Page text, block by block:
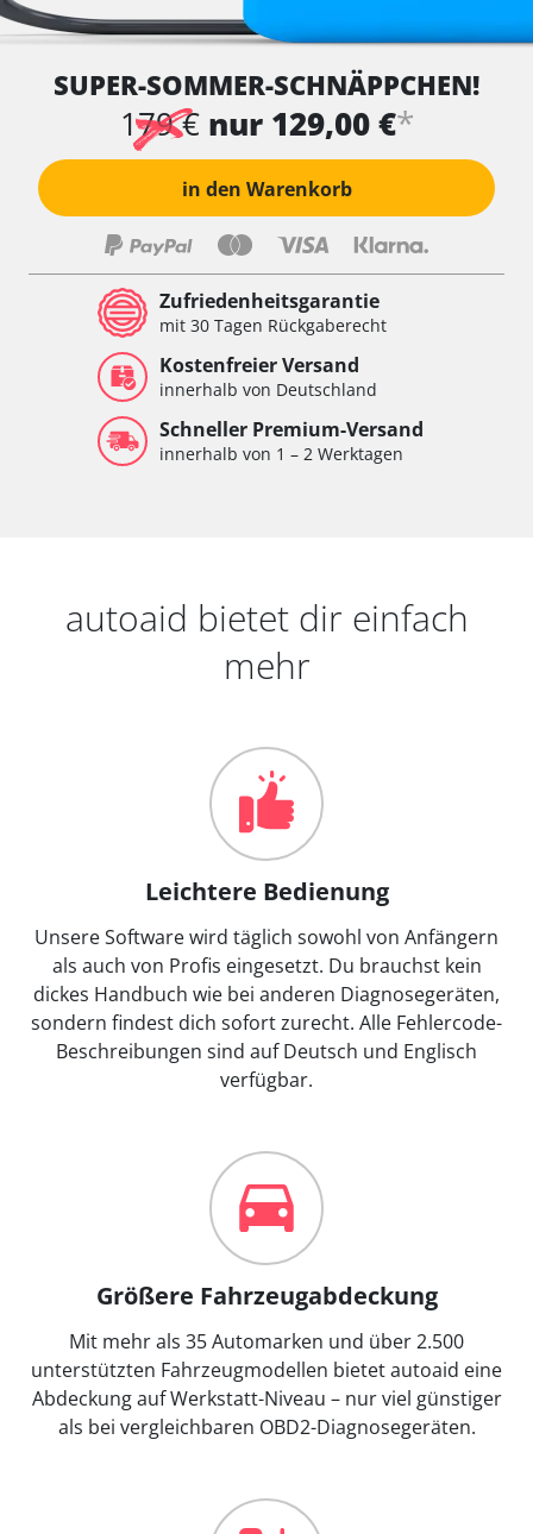
SUPER-SOMMER-SCHNÄPPCHEN!
179 € nur 129,00 €*
in den Warenkorb
Zufriedenheitsgarantie
mit 30 Tagen Rückgaberecht
Kostenfreier Versand
innerhalb von Deutschland
Schneller Premium-Versand
innerhalb von 1 – 2 Werktagen
autoaid bietet dir einfach
mehr
Leichtere Bedienung
Unsere Software wird täglich sowohl von Anfängern
als auch von Profis eingesetzt. Du brauchst kein
dickes Handbuch wie bei anderen Diagnosegeräten,
sondern findest dich sofort zurecht. Alle Fehlercode-
Beschreibungen sind auf Deutsch und Englisch
verfügbar.
Größere Fahrzeugabdeckung
Mit mehr als 35 Automarken und über 2.500
unterstützten Fahrzeugmodellen bietet autoaid eine
Abdeckung auf Werkstatt-Niveau – nur viel günstiger
als bei vergleichbaren OBD2-Diagnosegeräten.